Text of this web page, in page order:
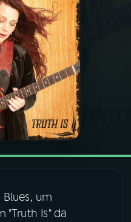
um
"Truth Is" da